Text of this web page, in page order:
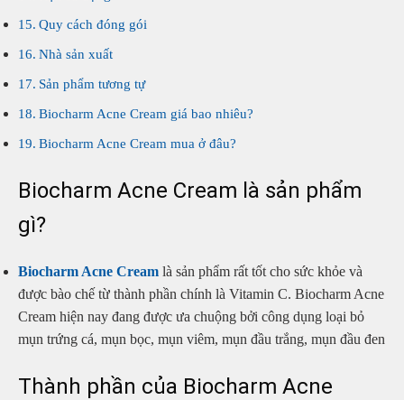
Quy cách đóng gói
Nhà sản xuất
Sản phẩm tương tự
Biocharm Acne Cream giá bao nhiêu?
Biocharm Acne Cream mua ở đâu?
Biocharm Acne Cream là sản phẩm
gì?
Biocharm Acne Cream là sản phẩm rất tốt cho sức khỏe và
được bào chế từ thành phần chính là Vitamin C. Biocharm Acne
Cream hiện nay đang được ưa chuộng bởi công dụng loại bỏ
mụn trứng cá, mụn bọc, mụn viêm, mụn đầu trắng, mụn đầu đen
Thành phần của Biocharm Acne